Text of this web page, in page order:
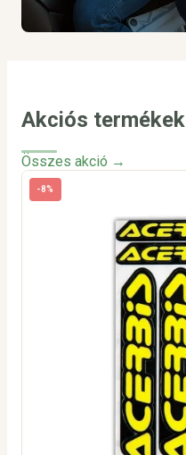
Akciós termékek
Összes akció →
-8%